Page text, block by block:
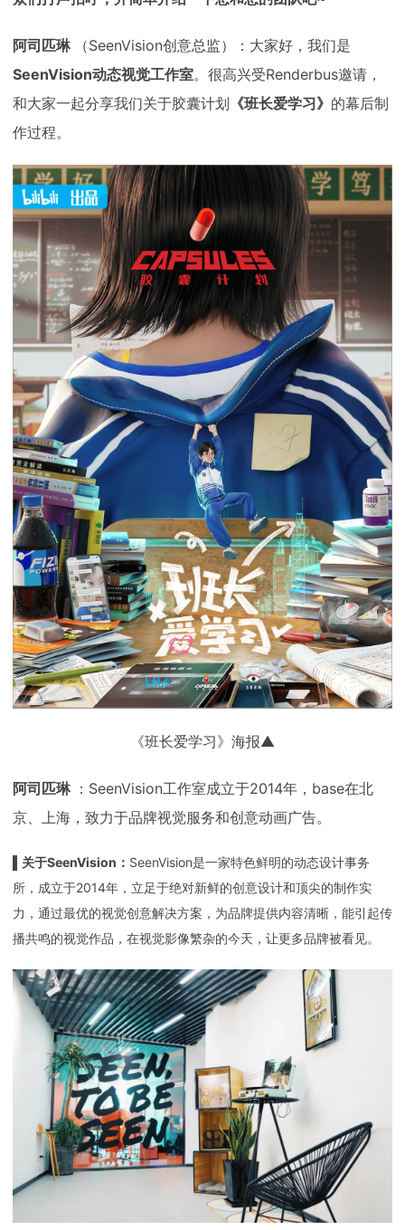
阿司匹琳
（SeenVision创意总监）：大家好，我们是
SeenVision动态视觉工作室。很高兴受Renderbus邀请，
和大家一起分享我们关于胶囊计划 《班长爱学习》 的幕后制
作过程。
《班长爱学习》海报▲
阿司匹琳 ：SeenVision工作室成立于2014年，base在北
京、上海，致力于品牌视觉服务和创意动画广告。
▌关于SeenVision： SeenVision是一家特色鲜明的动态设计事务
所，成立于2014年，立足于绝对新鲜的创意设计和顶尖的制作实
力，通过最优的视觉创意解决方案，为品牌提供内容清晰，能引起传
播共鸣的视觉作品，在视觉影像繁杂的今天，让更多品牌被看见。